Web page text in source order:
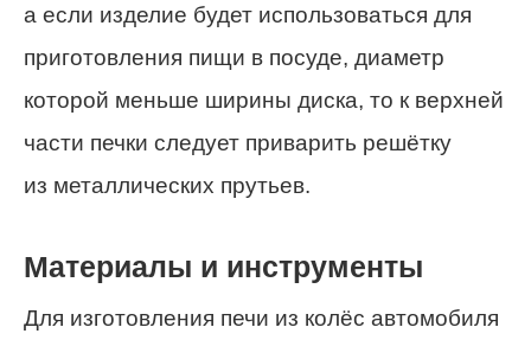
а если изделие будет использоваться для
приготовления пищи в посуде, диаметр
которой меньше ширины диска, то к верхней
части печки следует приварить решётку
из металлических прутьев.
Материалы и инструменты
Для изготовления печи из колёс автомобиля